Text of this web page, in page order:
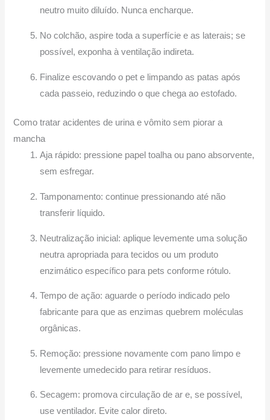
neutro muito diluído. Nunca encharque.
No colchão, aspire toda a superfície e as laterais; se
possível, exponha à ventilação indireta.
Finalize escovando o pet e limpando as patas após
cada passeio, reduzindo o que chega ao estofado.
Como tratar acidentes de urina e vômito sem piorar a
mancha
Aja rápido: pressione papel toalha ou pano absorvente,
sem esfregar.
Tamponamento: continue pressionando até não
transferir líquido.
Neutralização inicial: aplique levemente uma solução
neutra apropriada para tecidos ou um produto
enzimático específico para pets conforme rótulo.
Tempo de ação: aguarde o período indicado pelo
fabricante para que as enzimas quebrem moléculas
orgânicas.
Remoção: pressione novamente com pano limpo e
levemente umedecido para retirar resíduos.
Secagem: promova circulação de ar e, se possível,
use ventilador. Evite calor direto.